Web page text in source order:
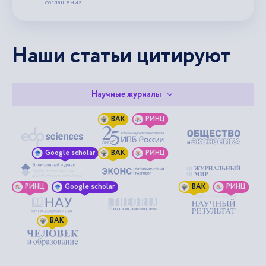
соглашения.
Наши статьи цитируют
Научные журналы
ВАК РИНЦ
Google scholar ВАК РИНЦ
РИНЦ Google scholar ВАК РИНЦ
ВАК